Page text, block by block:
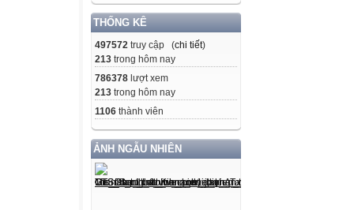
THỐNG KÊ
497572 truy cập (chi tiết)
213 trong hôm nay
786378 lượt xem
213 trong hôm nay
1106 thành viên
ẢNH NGẪU NHIÊN